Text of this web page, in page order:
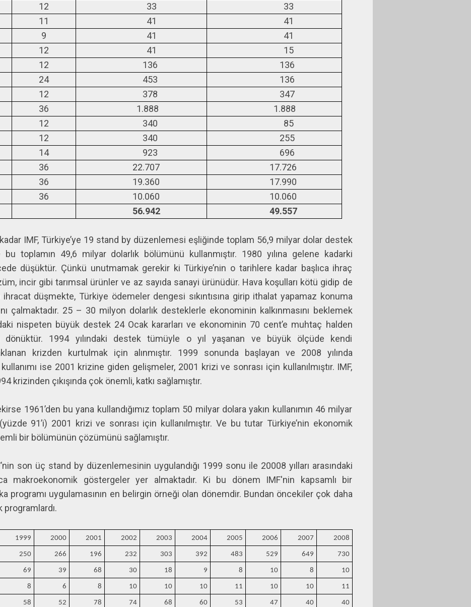
12 33
33
11 41
41
9 41
41
12 41
15
12 136
136
24 453
136
12 378
347
36 1.888
1.888
12 340
85
12 340
255
14 923
696
36 22.707
17.726
36 19.360
17.990
36 10.060
10.060
56.942 49.557
IMF, Türkiye’ye 19 stand by düzenlemesi eşliğinde toplam 56,9 milyar dolar destek
toplamın 49,6 milyar dolarlık bölümünü kullanmıştır. 1980 yılına gelene kadarki
düşüktür. Çünkü unutmamak gerekir ki Türkiye’nin o tarihlere kadar başlıca ihraç
incir gibi tarımsal ürünler ve az sayıda sanayi ürünüdür. Hava koşulları kötü gidip de
düşmekte, Türkiye ödemeler dengesi sıkıntısına girip ithalat yapamaz konuma
çalmaktadır. 25 – 30 milyon dolarlık desteklerle ekonominin kalkınmasını beklemek
nispeten büyük destek 24 Ocak kararları ve ekonominin 70 cent’e muhtaç halden
dönüktür. 1994 yılındaki destek tümüyle o yıl yaşanan ve büyük ölçüde kendi
krizden kurtulmak için alınmıştır. 1999 sonunda başlayan ve 2008 yılında
ise 2001 krizine giden gelişmeler, 2001 krizi ve sonrası için kullanılmıştır. IMF,
krizinden çıkışında çok önemli, katkı sağlamıştır.
1961’den bu yana kullandığımız toplam 50 milyar dolara yakın kullanımın 46 milyar
91’i) 2001 krizi ve sonrası için kullanılmıştır. Ve bu tutar Türkiye’nin ekonomik
bir bölümünün çözümünü sağlamıştır.
son üç stand by düzenlemesinin uygulandığı 1999 sonu ile 20008 yılları arasındaki
makroekonomik göstergeler yer almaktadır. Ki bu dönem IMF'nin kapsamlı bir
programı uygulamasının en belirgin örneği olan dönemdir. Bundan öncekiler çok daha
programlardı.
1999 2000 2001 2002 2003 2004 2005 2006 2007 2008
250 266 196 232 303 392 483 529 649 730
69 39 68 30 18 9 8 10 8 10
8 6 8 10 10 10 11 10 10 11
58 52 78 74 68 60 53 47 40 40